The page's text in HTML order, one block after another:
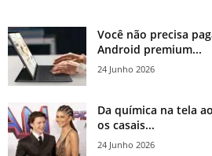
Você não precisa
Android premium...
24 Junho 2026
Da química na tela
os casais...
24 Junho 2026